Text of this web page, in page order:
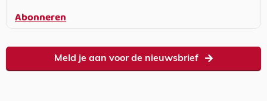
Abonneren
Meld je aan voor de nieuwsbrief